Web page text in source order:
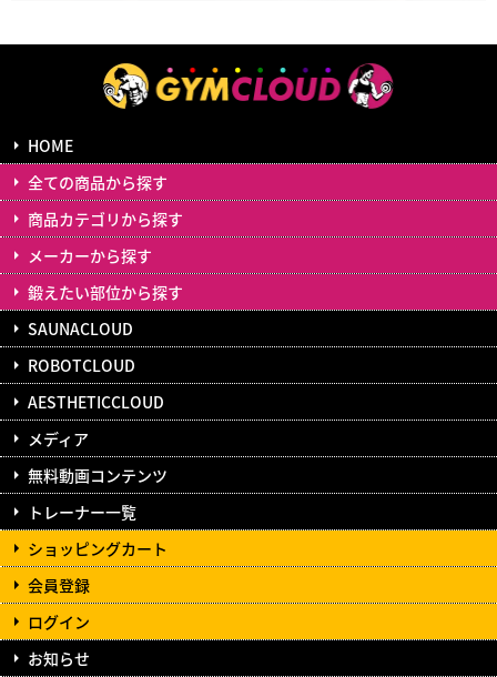
HOME
全ての商品から探す
商品カテゴリから探す
メーカーから探す
鍛えたい部位から探す
SAUNACLOUD
ROBOTCLOUD
AESTHETICCLOUD
メディア
無料動画コンテンツ
トレーナー一覧
ショッピングカート
会員登録
ログイン
お知らせ